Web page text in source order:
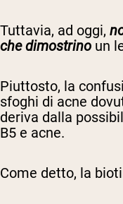
Tuttavia, ad oggi,
che dimostrino un
Piuttosto, la
sfoghi di acne
deriva dalla
B5 e acne.
Come detto, la